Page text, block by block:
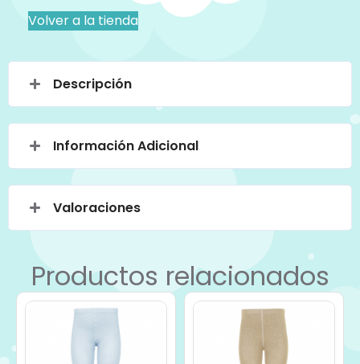
Volver a la tienda
Descripción
Información Adicional
Valoraciones
Productos relacionados